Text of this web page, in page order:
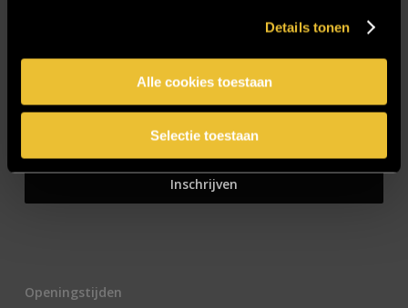
Details tonen
Alle cookies toestaan
Selectie toestaan
Openingstijden